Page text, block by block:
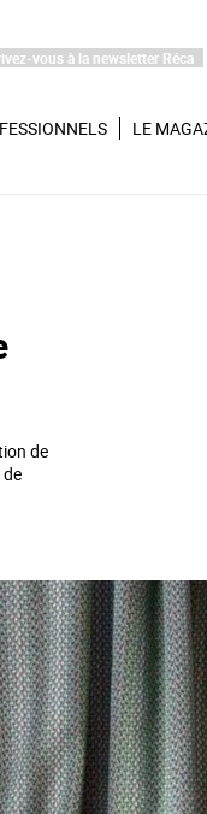
vous à la newsletter Réca
LE
de